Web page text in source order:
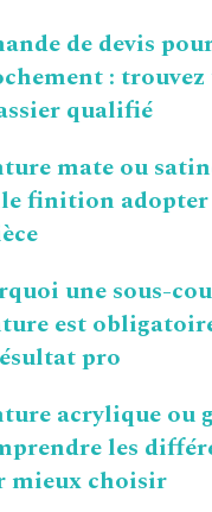
de devis
: trouvez
qualifié
mate ou
finition adopter
une sous-
est
pro
acrylique ou
les
mieux choisir